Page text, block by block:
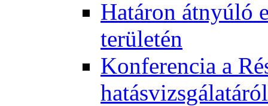
Határon átnyúló
területén
Konferencia a
hatásvizsgálatáról